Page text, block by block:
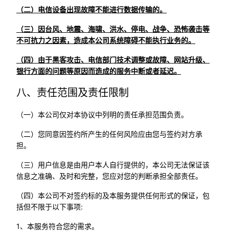
（二）电信设备出现故障不能进行数据传输的。
（三）因台风、地震、海啸、洪水、停电、战争、恐怖袭击等
不可抗力之因素，造成本公司系统障碍不能执行业务的。
（四）由于黑客攻击、电信部门技术调整或故障、网站升级、
银行方面的问题等原因而造成的服务中断或者延迟。
八、责任范围及责任限制
（一）本公司仅对本协议中列明的责任承担范围负责。
（二）您同意因签约所产生的任何风险应由您与签约对方承
担。
（三）用户信息是由用户本人自行提供的，本公司无法保证该
信息之准确、及时和完整，您应对您的判断承担全部责任。
（四）本公司不对签约标的及本服务提供任何形式的保证，包
括但不限于以下事项:
1、本服务符合您的需求。